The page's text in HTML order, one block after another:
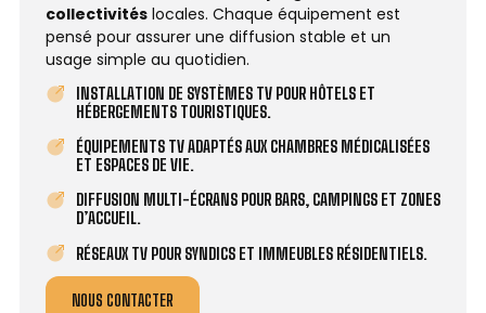
collectivités locales. Chaque équipement est
pensé pour assurer une diffusion stable et un
usage simple au quotidien.
INSTALLATION DE SYSTÈMES TV POUR HÔTELS ET
HÉBERGEMENTS TOURISTIQUES.
ÉQUIPEMENTS TV ADAPTÉS AUX CHAMBRES MÉDICALISÉES
ET ESPACES DE VIE.
DIFFUSION MULTI-ÉCRANS POUR BARS, CAMPINGS ET ZONES
D’ACCUEIL.
RÉSEAUX TV POUR SYNDICS ET IMMEUBLES RÉSIDENTIELS.
NOUS CONTACTER